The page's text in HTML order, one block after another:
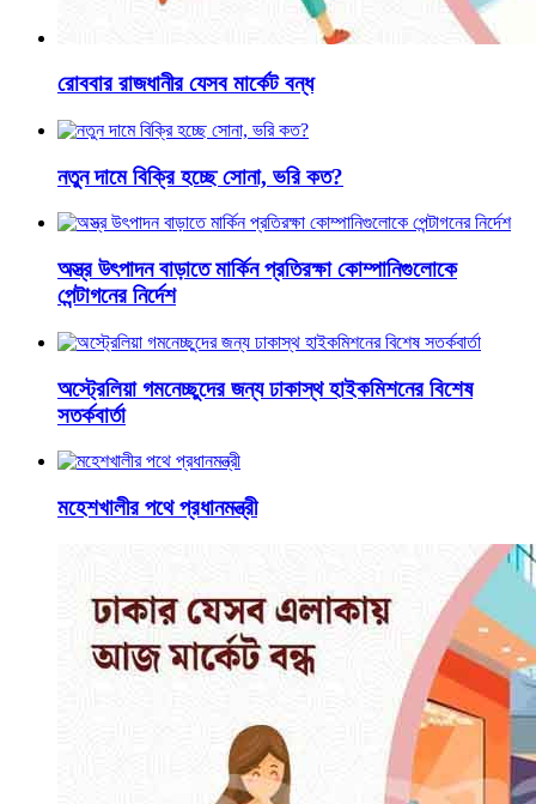
রোববার রাজধানীর যেসব মার্কেট বন্ধ
নতুন দামে বিক্রি হচ্ছে সোনা, ভরি কত?
অস্ত্র উৎপাদন বাড়াতে মার্কিন প্রতিরক্ষা কোম্পানিগুলোকে
পেন্টাগনের নির্দেশ
অস্ট্রেলিয়া গমনেচ্ছুদের জন্য ঢাকাস্থ হাইকমিশনের বিশেষ
সতর্কবার্তা
মহেশখালীর পথে প্রধানমন্ত্রী